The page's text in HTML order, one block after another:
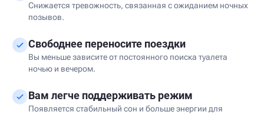
Снижается тревожность, связанная с ожиданием ночных
позывов.
Свободнее переносите поездки
Вы меньше зависите от постоянного поиска туалета
ночью и вечером.
Вам легче поддерживать режим
Появляется стабильный сон и больше энергии для